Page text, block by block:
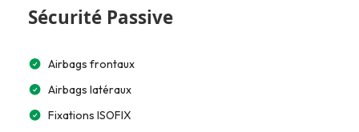
Sécurité Passive
Airbags frontaux
Airbags latéraux
Fixations ISOFIX